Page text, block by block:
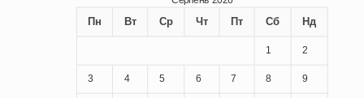
Пн Вт Ср Чт Пт Сб Нд
1 2
3 4 5 6 7 8 9